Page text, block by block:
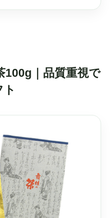
100g｜品質重視で